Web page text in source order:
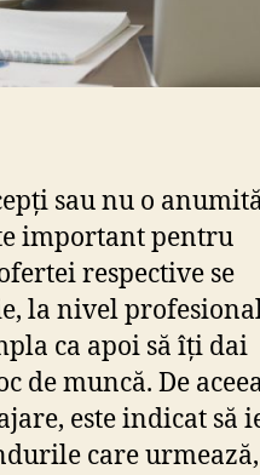
sau nu o
important pentru
respective se
la nivel
ca apoi să îți dai
de muncă. De
este indicat să
care